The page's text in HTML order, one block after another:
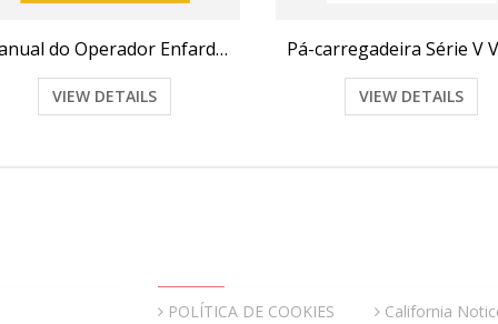
Manual do Operador Enfardadeira LB23B-LB24-B-LB33B-LB34B-LB44B-Challenger
VIEW DETAILS VIEW DETAILS
POLÍTICA DE COOKIES California